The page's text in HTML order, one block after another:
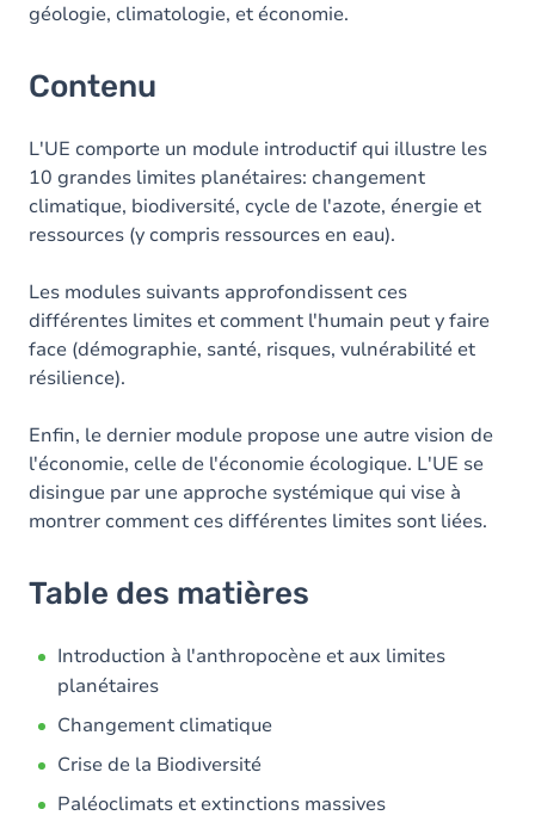
géologie, climatologie, et économie.
Contenu
L'UE comporte un module introductif qui illustre les
10 grandes limites planétaires: changement
climatique, biodiversité, cycle de l'azote, énergie et
ressources (y compris ressources en eau).
Les modules suivants approfondissent ces
différentes limites et comment l'humain peut y faire
face (démographie, santé, risques, vulnérabilité et
résilience).
Enfin, le dernier module propose une autre vision de
l'économie, celle de l'économie écologique. L'UE se
disingue par une approche systémique qui vise à
montrer comment ces différentes limites sont liées.
Table des matières
Introduction à l'anthropocène et aux limites
planétaires
Changement climatique
Crise de la Biodiversité
Paléoclimats et extinctions massives